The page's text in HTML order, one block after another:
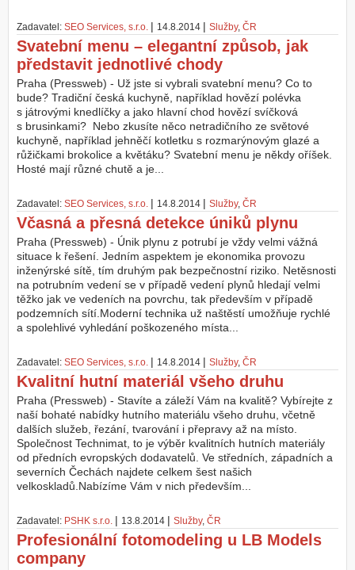
a
l
o
ž
i
t
ú
č
e
t
Zadavatel: SEO Services, s.r.o. | 14.8.2014 | Služby, ČR
Svatební menu – elegantní způsob, jak
představit jednotlivé chody
Praha (Pressweb) - Už jste si vybrali svatební menu? Co to
bude? Tradiční česká kuchyně, například hovězí polévka
s játrovými knedlíčky a jako hlavní chod hovězí svíčková
s brusinkami? Nebo zkusíte něco netradičního ze světové
kuchyně, například jehněčí kotletku s rozmarýnovým glazé a
růžičkami brokolice a květáku? Svatební menu je někdy oříšek.
Hosté mají různé chutě a je...
Zadavatel: SEO Services, s.r.o. | 14.8.2014 | Služby, ČR
Včasná a přesná detekce úniků plynu
Praha (Pressweb) - Únik plynu z potrubí je vždy velmi vážná
situace k řešení. Jedním aspektem je ekonomika provozu
inženýrské sítě, tím druhým pak bezpečnostní riziko. Netěsnosti
na potrubním vedení se v případě vedení plynů hledají velmi
těžko jak ve vedeních na povrchu, tak především v případě
podzemních sítí.Moderní technika už naštěstí umožňuje rychlé
a spolehlivé vyhledání poškozeného místa...
Zadavatel: SEO Services, s.r.o. | 14.8.2014 | Služby, ČR
Kvalitní hutní materiál všeho druhu
Praha (Pressweb) - Stavíte a záleží Vám na kvalitě? Vybírejte z
naší bohaté nabídky hutního materiálu všeho druhu, včetně
dalších služeb, řezání, tvarování i přepravy až na místo.
Společnost Technimat, to je výběr kvalitních hutních materiály
od předních evropských dodavatelů. Ve středních, západních a
severních Čechách najdete celkem šest našich
velkoskladů.Nabízíme Vám v nich především...
Zadavatel: PSHK s.r.o. | 13.8.2014 | Služby, ČR
Profesionální fotomodeling u LB Models
company